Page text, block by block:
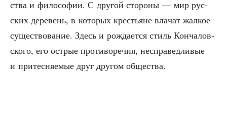
ства и фило­со­фии. С дру­гой сто­ро­ны — мир рус­
ских дере­вень, в кото­рых кре­стьяне вла­чат жал­кое
суще­ство­ва­ние. Здесь и рож­да­ет­ся стиль Кон­ча­лов­
ско­го, его ост­рые про­ти­во­ре­чия, неспра­вед­ли­вые
и при­тес­ня­е­мые друг дру­гом общества.